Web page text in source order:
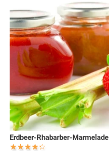
Erdbeer-Rhabarber-Marmelade